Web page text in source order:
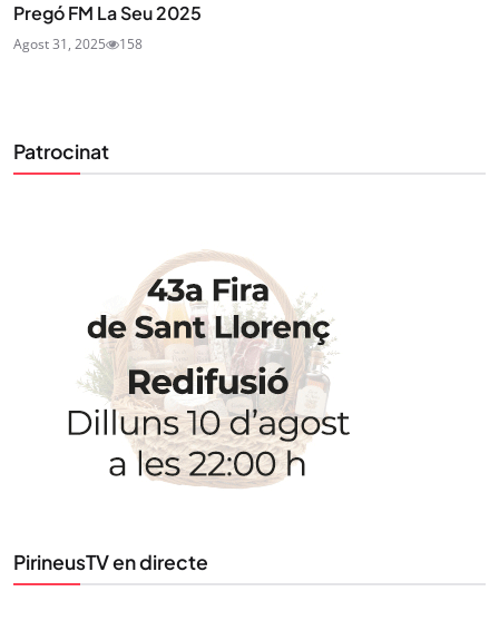
Pregó FM La Seu 2025
Agost 31, 2025 158
Patrocinat
PirineusTV en directe